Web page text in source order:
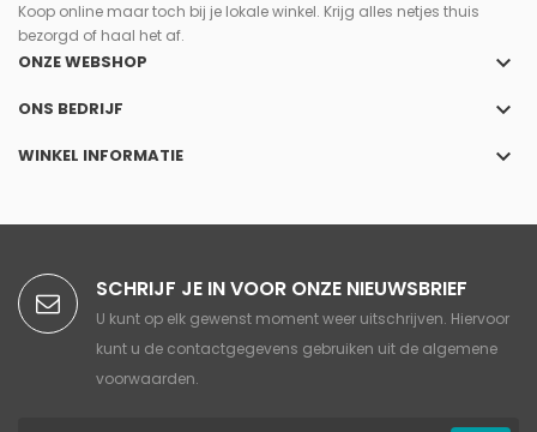
Koop online maar toch bij je lokale winkel. Krijg alles netjes thuis
bezorgd of haal het af.
ONZE WEBSHOP keyboard_arrow_down
ONS BEDRIJF keyboard_arrow_down
WINKEL INFORMATIE keyboard_arrow_down
SCHRIJF JE IN VOOR ONZE NIEUWSBRIEF
U kunt op elk gewenst moment weer uitschrijven. Hiervoor
kunt u de contactgegevens gebruiken uit de algemene
voorwaarden.